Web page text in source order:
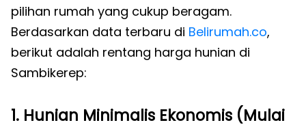
pilihan rumah yang cukup beragam.
Berdasarkan data terbaru di Belirumah.co,
berikut adalah rentang harga hunian di
Sambikerep:
1. Hunian Minimalis Ekonomis (Mulai